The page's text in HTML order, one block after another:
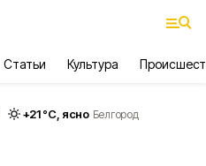
Статьи Культура
+21°С, ясно Белгород